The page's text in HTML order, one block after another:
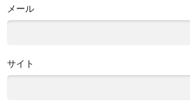
メール
サイト